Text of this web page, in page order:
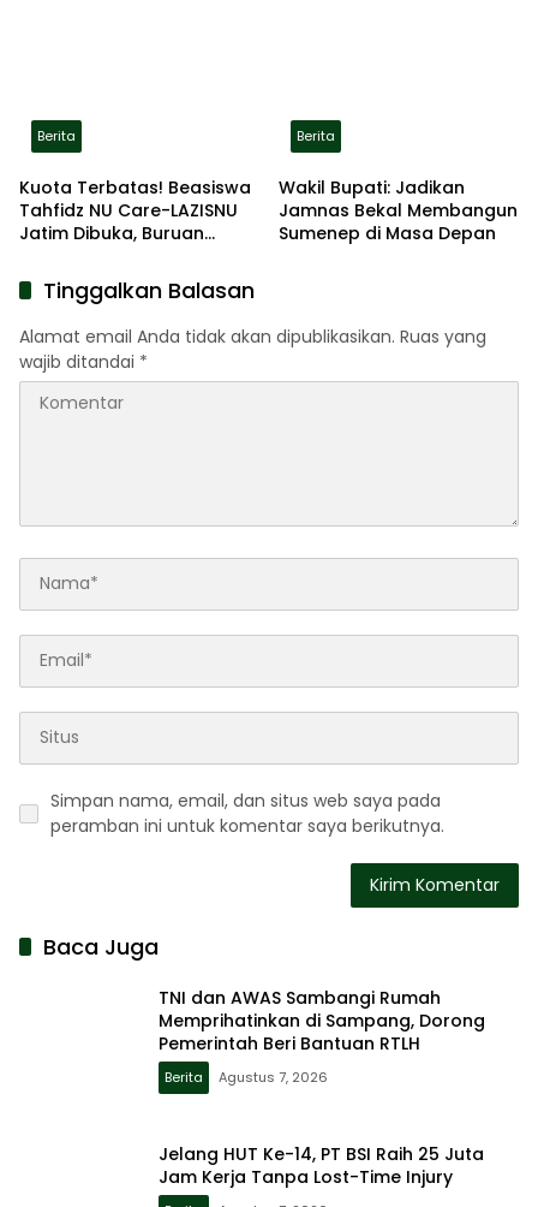
Berita
Kuota Terbatas! Beasiswa
Tahfidz NU Care-LAZISNU
Jatim Dibuka, Buruan
Berita
Wakil Bupati: Jadikan
Jamnas Bekal Membangun
Sumenep di Masa Depan
Tinggalkan Balasan
Alamat email Anda tidak akan dipublikasikan. Ruas yang
wajib ditandai *
Simpan nama, email, dan situs web saya pada
peramban ini untuk komentar saya berikutnya.
Baca Juga
TNI dan AWAS Sambangi Rumah
Memprihatinkan di Sampang, Dorong
Pemerintah Beri Bantuan RTLH
Berita Agustus 7, 2026
Jelang HUT Ke-14, PT BSI Raih 25 Juta
Jam Kerja Tanpa Lost-Time Injury